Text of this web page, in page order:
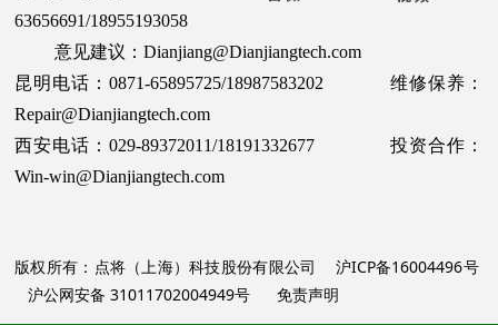
63656691/18955193058
意见建议：Dianjiang@Dianjiangtech.com
昆明电话：0871-65895725/18987583202 维修保养：
Repair@Dianjiangtech.com
西安电话：029-89372011/18191332677 投资合作：
Win-win@Dianjiangtech.com
版权所有：点将（上海）科技股份有限公司 沪ICP备16004496号
沪公网安备 31011702004949号
免责声明